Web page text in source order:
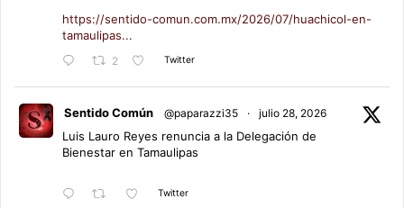
https://sentido-comun.com.mx/2026/07/huachicol-en-
tamaulipas...
2 Twitter
Sentido Común @paparazzi35 · julio 28, 2026
Luis Lauro Reyes renuncia a la Delegación de
Bienestar en Tamaulipas
Twitter